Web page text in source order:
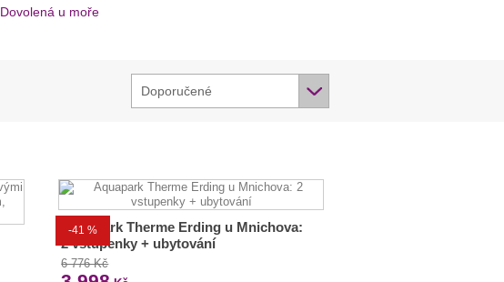
Dovolená u moře
Doporučené
-41 %
Aquapark Therme Erding u Mnichova:
2 vstupenky + ubytování
6 776 Kč